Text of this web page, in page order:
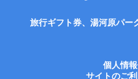
旅行ギフト券、湯河原パー
個人情
サイトのご